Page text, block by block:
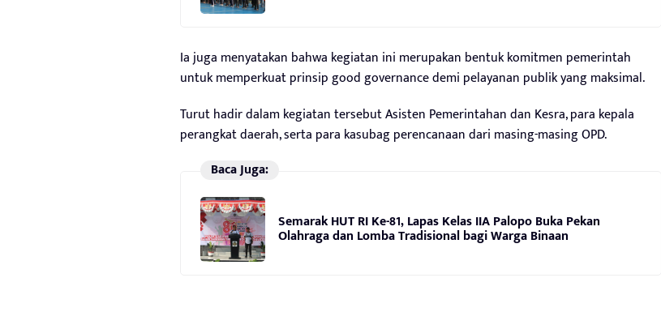
Ia juga menyatakan bahwa kegiatan ini merupakan bentuk komitmen pemerintah
untuk memperkuat prinsip good governance demi pelayanan publik yang maksimal.
Turut hadir dalam kegiatan tersebut Asisten Pemerintahan dan Kesra, para kepala
perangkat daerah, serta para kasubag perencanaan dari masing-masing OPD.
Baca Juga:
Semarak HUT RI Ke-81, Lapas Kelas IIA Palopo Buka Pekan
Olahraga dan Lomba Tradisional bagi Warga Binaan